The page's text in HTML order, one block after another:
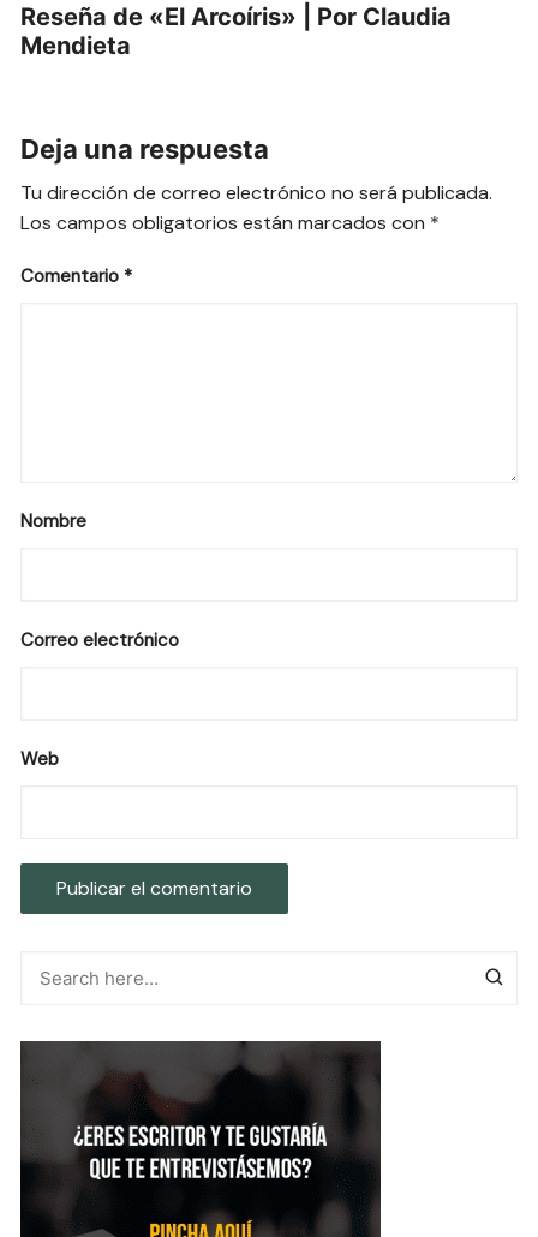
Reseña de «El Arcoíris» | Por Claudia
Mendieta
Deja una respuesta
Tu dirección de correo electrónico no será publicada.
Los campos obligatorios están marcados con *
Comentario *
Nombre
Correo electrónico
Web